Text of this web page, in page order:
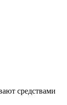
средствами